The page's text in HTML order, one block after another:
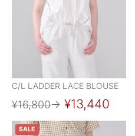
C/L LADDER LACE BLOUSE
¥16,800→ ¥13,440
SALE